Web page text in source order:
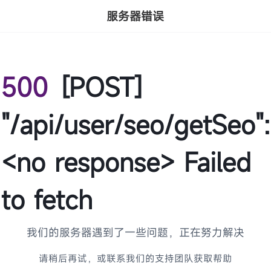
服务器错误
500 [POST]
"/api/user/seo/getSeo":
<no response> Failed
to fetch
我们的服务器遇到了一些问题，正在努力解决
请稍后再试，或联系我们的支持团队获取帮助